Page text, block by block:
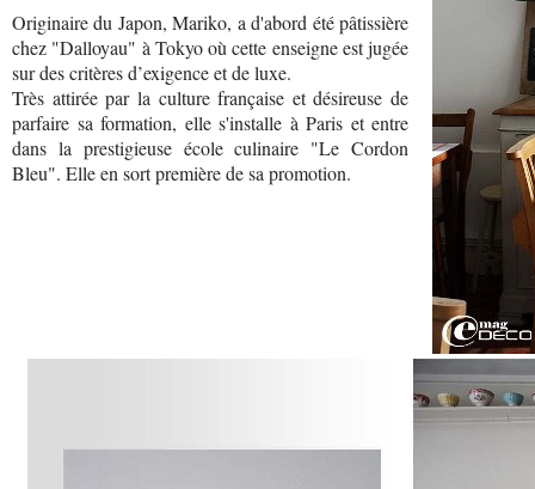
Originaire du Japon, Mariko, a d'abord été pâtissière
chez "Dalloyau" à Tokyo où cette enseigne est jugée
sur des critères d’exigence et de luxe.
Très attirée par la culture française et désireuse de
parfaire sa formation, elle s'installe à Paris et entre
dans la prestigieuse école culinaire "Le Cordon
Bleu". Elle en sort première de sa promotion.